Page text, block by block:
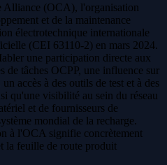
Alliance (OCA), l'organisation
et de la maintenance
électrotechnique internationale
(CEI 63110-2) en mars 2024.
une participation directe aux
de tâches OCPP, une influence sur
accès à des outils de test et à des
qu'une visibilité au sein du réseau
et de fournisseurs de
mondial de la recharge.
à l'OCA signifie concrètement
la feuille de route produit